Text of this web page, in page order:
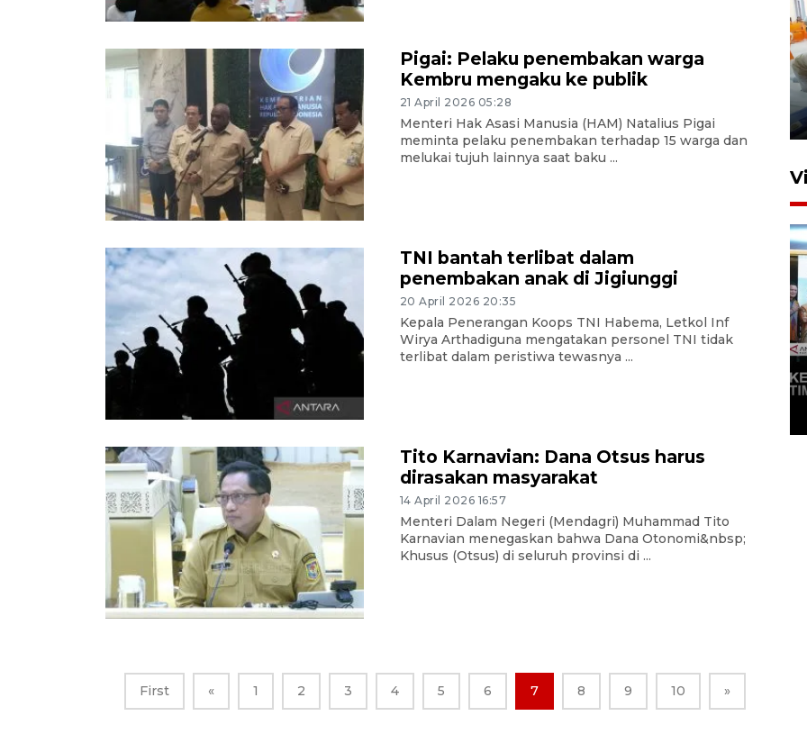
Pigai: Pelaku penembakan warga
Kembru mengaku ke publik
21 April 2026 05:28
Menteri Hak Asasi Manusia (HAM) Natalius Pigai
meminta pelaku penembakan terhadap 15 warga dan
melukai tujuh lainnya saat baku ...
TNI bantah terlibat dalam
penembakan anak di Jigiunggi
20 April 2026 20:35
Kepala Penerangan Koops TNI Habema, Letkol Inf
Wirya Arthadiguna mengatakan personel TNI tidak
terlibat dalam peristiwa tewasnya ...
Tito Karnavian: Dana Otsus harus
dirasakan masyarakat
14 April 2026 16:57
Menteri Dalam Negeri (Mendagri) Muhammad Tito
Karnavian menegaskan bahwa Dana Otonomi&nbsp;
Khusus (Otsus) di seluruh provinsi di ...
First « 1 2 3 4 5 6 7 8 9 10 »
Mewujudkan damai di Kwamki
Narama
8 Januari 2026 20:19
KORMI MIMIKA RUTIN GELAR
"CAR FREE DAY" SETIAP